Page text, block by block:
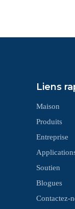
Liens
Maison
Produits
Entreprise
Soutien
Blogues
Contactez-